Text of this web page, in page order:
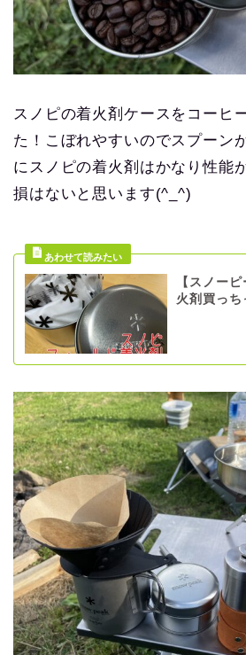
スノピの着火剤ケースをコーヒ
た！こぼれやすいのでスプーン
にスノピの着火剤はかなり性能
損はないと思います(^_^)
【スノー
火剤買っち